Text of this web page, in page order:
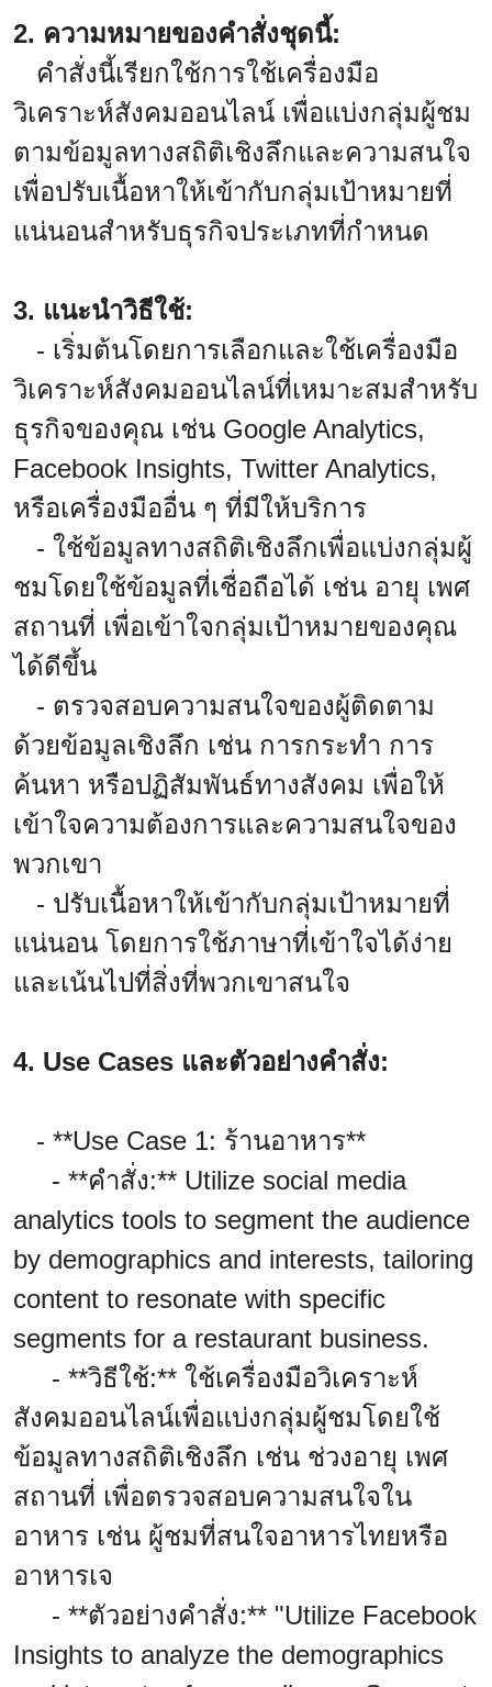
2. ความหมายของคำสั่งชุดนี้:
คำสั่งนี้เรียกใช้การใช้เครื่องมือ
วิเคราะห์สังคมออนไลน์ เพื่อแบ่งกลุ่มผู้ชม
ตามข้อมูลทางสถิติเชิงลึกและความสนใจ
เพื่อปรับเนื้อหาให้เข้ากับกลุ่มเป้าหมายที่
แน่นอนสำหรับธุรกิจประเภทที่กำหนด
3. แนะนำวิธีใช้:
- เริ่มต้นโดยการเลือกและใช้เครื่องมือ
วิเคราะห์สังคมออนไลน์ที่เหมาะสมสำหรับ
ธุรกิจของคุณ เช่น Google Analytics,
Facebook Insights, Twitter Analytics,
หรือเครื่องมืออื่น ๆ ที่มีให้บริการ
- ใช้ข้อมูลทางสถิติเชิงลึกเพื่อแบ่งกลุ่มผู้
ชมโดยใช้ข้อมูลที่เชื่อถือได้ เช่น อายุ เพศ
สถานที่ เพื่อเข้าใจกลุ่มเป้าหมายของคุณ
ได้ดีขึ้น
- ตรวจสอบความสนใจของผู้ติดตาม
ด้วยข้อมูลเชิงลึก เช่น การกระทำ การ
ค้นหา หรือปฏิสัมพันธ์ทางสังคม เพื่อให้
เข้าใจความต้องการและความสนใจของ
พวกเขา
- ปรับเนื้อหาให้เข้ากับกลุ่มเป้าหมายที่
แน่นอน โดยการใช้ภาษาที่เข้าใจได้ง่าย
และเน้นไปที่สิ่งที่พวกเขาสนใจ
4. Use Cases และตัวอย่างคำสั่ง:
- **Use Case 1: ร้านอาหาร**
- **คำสั่ง:** Utilize social media
analytics tools to segment the audience
by demographics and interests, tailoring
content to resonate with specific
segments for a restaurant business.
- **วิธีใช้:** ใช้เครื่องมือวิเคราะห์
สังคมออนไลน์เพื่อแบ่งกลุ่มผู้ชมโดยใช้
ข้อมูลทางสถิติเชิงลึก เช่น ช่วงอายุ เพศ
สถานที่ เพื่อตรวจสอบความสนใจใน
อาหาร เช่น ผู้ชมที่สนใจอาหารไทยหรือ
อาหารเจ
- **ตัวอย่างคำสั่ง:** "Utilize Facebook
Insights to analyze the demographics